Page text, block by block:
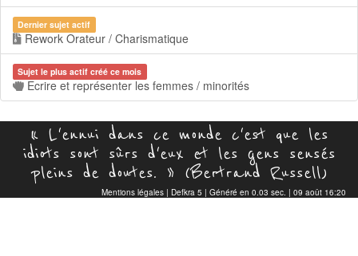
Dernier sujet actif
Rework Orateur / Charismatique
Sujet le plus actif créé ce mois
Ecrire et représenter les femmes / minorités
« L'ennui dans ce monde c'est que les
idiots sont sûrs d'eux et les gens sensés
pleins de doutes. » (Bertrand Russell)
Mentions légales | Defkra 5 | Généré en 0.03 sec. | 09 août 16:20